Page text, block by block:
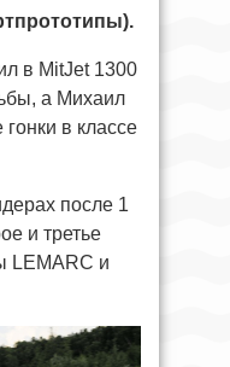
в MitJet 1300
а Михаил
в классе
после 1
и третье
LEMARC и